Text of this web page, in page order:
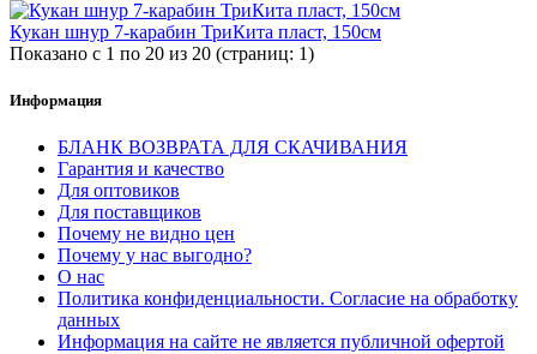
Кукан шнур 7-карабин ТриКита пласт, 150см
Показано с 1 по 20 из 20 (страниц: 1)
Информация
БЛАНК ВОЗВРАТА ДЛЯ СКАЧИВАНИЯ
Гарантия и качество
Для оптовиков
Для поставщиков
Почему не видно цен
Почему у нас выгодно?
О нас
Политика конфиденциальности. Согласие на обработку
данных
Информация на сайте не является публичной офертой